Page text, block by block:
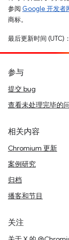
参阅 Google 开发者
商标。
最后更新时间 (UTC)
参与
提交 bug
查看未处理完毕的
相关内容
Chromium 更新
案例研究
归档
播客和节目
关注